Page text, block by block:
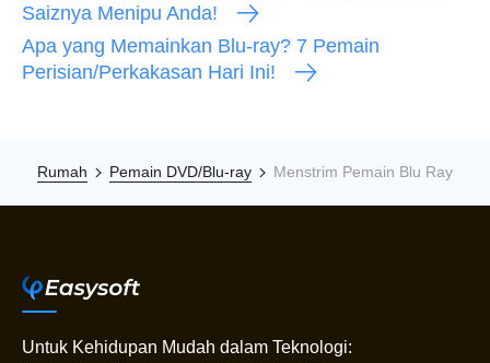
Saiznya Menipu Anda!
Apa yang Memainkan Blu-ray? 7 Pemain
Perisian/Perkakasan Hari Ini!
Rumah Pemain DVD/Blu-ray Menstrim Pemain Blu Ray
Untuk Kehidupan Mudah dalam Teknologi: